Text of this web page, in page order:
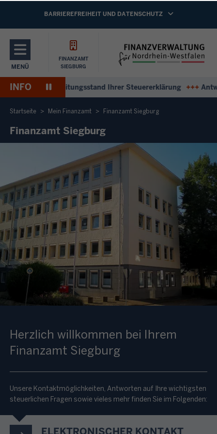
Direkt zum Inhalt
NAVIGATION AKTIVIEREN/DEAKTIVIEREN:
BARRIEREFREIHEIT UND DATENSCHUTZ
MENÜ
NAVIGATION AKTIVIEREN/DEAKTIVIEREN: HAUPTMENÜ
FINANZAMT
SIEGBURG
INFO
Wiedergabe
Pause
zum Bearbeitungsstand Ihrer Steuererklärung +++
Startseite Mein Finanzamt Finanzamt Siegburg
Finanzamt Siegburg
Herzlich willkommen bei Ihrem
Finanzamt Siegburg
Unsere Kontaktmöglichkeiten, Antworten auf Ihre wichtigsten
steuerlichen Fragen sowie vieles mehr finden Sie im Folgenden: